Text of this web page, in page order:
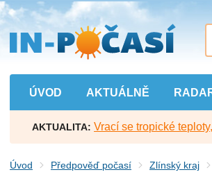
Přejít
na
hlavní
obsah
ÚVOD AKTUÁLNĚ
AKTUALITA: Vrací se tropické
Úvod Předpověď počasí Zlínský kraj